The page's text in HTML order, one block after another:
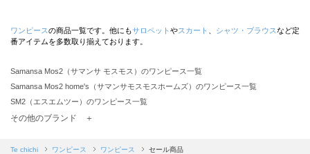
ワンピースの商品一覧です。他にもサロペット やスカート シャツ・ブラウスなど定
番アイテムを多数取り揃えております。
Samansa Mos2（サマンサ モスモス）のワンピース一覧
Samansa Mos2 home's（サマンサモスモスホームズ）のワンピース一覧
SM2（エスエムツー）のワンピース一覧
TSUHARU by Samansa Mos2（ツハルバイサマンサモスモス）のワンピース一覧
Samansa Mos2 blue（サマンサモスモス ブルー）のワンピース一覧
その他のブランド ＋
Te chichi ワンピース ワンピース セール商品